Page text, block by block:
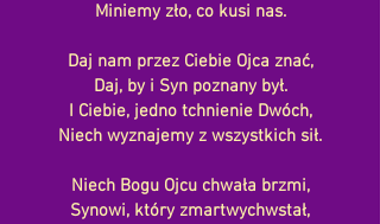
Miniemy zło, co kusi nas.
Daj nam przez Ciebie Ojca znać,
Daj, by i Syn poznany był.
I Ciebie, jedno tchnienie Dwóch,
Niech wyznajemy z wszystkich sił.
Niech Bogu Ojcu chwała brzmi,
Synowi, który zmartwychwstał,